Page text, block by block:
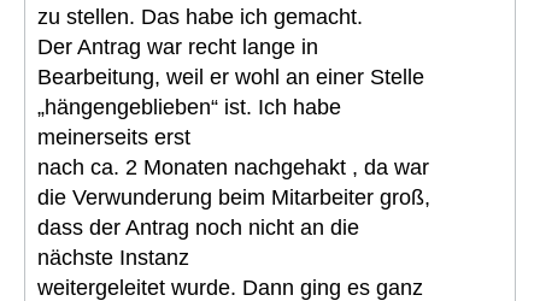
zu stellen. Das habe ich gemacht.
Der Antrag war recht lange in
Bearbeitung, weil er wohl an einer Stelle
„hängengeblieben“ ist. Ich habe
meinerseits erst
nach ca. 2 Monaten nachgehakt , da war
die Verwunderung beim Mitarbeiter groß,
dass der Antrag noch nicht an die
nächste Instanz
weitergeleitet wurde. Dann ging es ganz